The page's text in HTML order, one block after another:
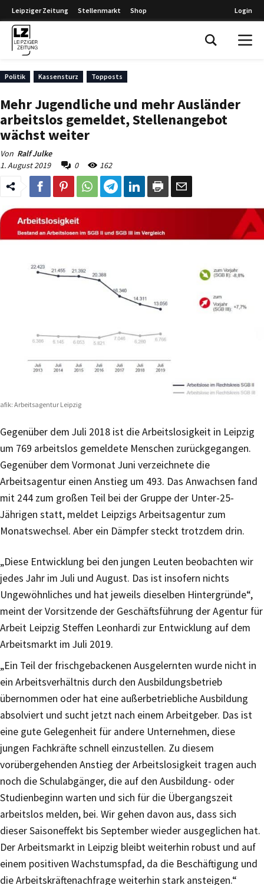
Leipziger Zeitung Stellenmarkt Shop Login
Politik Kassensturz Topposts
Mehr Jugendliche und mehr Ausländer
arbeitslos gemeldet, Stellenangebot
wächst weiter
Von Ralf Julke
1. August 2019
0 162
Arbeitsagentur Leipzig
Gegenüber dem Juli 2018 ist die Arbeitslosigkeit in Leipzig
um 769 arbeitslos gemeldete Menschen zurückgegangen.
Gegenüber dem Vormonat Juni verzeichnete die
Arbeitsagentur einen Anstieg um 493. Das Anwachsen fand
mit 244 zum großen Teil bei der Gruppe der Unter-25-
Jährigen statt, meldet Leipzigs Arbeitsagentur zum
Monatswechsel. Aber ein Dämpfer steckt trotzdem drin.
„Diese Entwicklung bei den jungen Leuten beobachten wir
jedes Jahr im Juli und August. Das ist insofern nichts
Ungewöhnliches und hat jeweils dieselben Hintergründe“,
meint der Vorsitzende der Geschäftsführung der Agentur für
Arbeit Leipzig Steffen Leonhardi zur Entwicklung auf dem
Arbeitsmarkt im Juli 2019.
„Ein Teil der frischgebackenen Ausgelernten wurde nicht in
ein Arbeitsverhältnis durch den Ausbildungsbetrieb
übernommen oder hat eine außerbetriebliche Ausbildung
absolviert und sucht jetzt nach einem Arbeitgeber. Das ist
eine gute Gelegenheit für andere Unternehmen, diese
jungen Fachkräfte schnell einzustellen. Zu diesem
vorübergehenden Anstieg der Arbeitslosigkeit tragen auch
noch die Schulabgänger, die auf den Ausbildung- oder
Studienbeginn warten und sich für die Übergangszeit
arbeitslos melden, bei. Wir gehen davon aus, dass sich
dieser Saisoneffekt bis September wieder ausgeglichen hat.
Der Arbeitsmarkt in Leipzig bleibt weiterhin robust und auf
einem positiven Wachstumspfad, da die Beschäftigung und
die Arbeitskräftenachfrage weiterhin stark ansteigen.“